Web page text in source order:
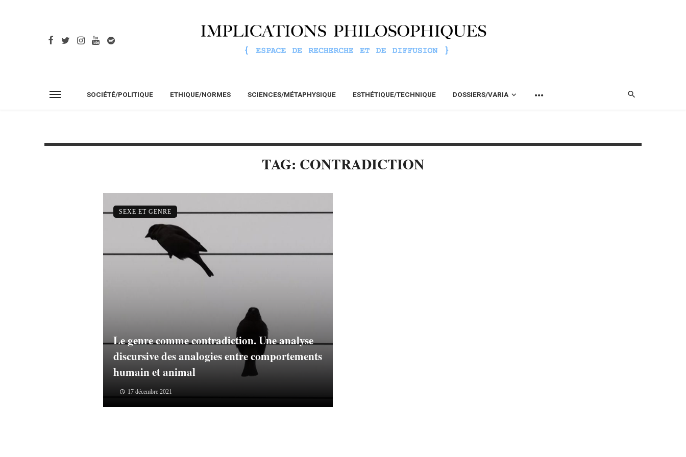
SOCIÉTÉ/POLITIQUE ETHIQUE/NORMES SCIENCES/MÉTAPHYSIQUE ESTHÉTIQUE/TECHNIQUE DOSSIERS/VARIA
TAG: CONTRADICTION
Le genre comme contradiction. Une analyse
discursive des analogies entre comportements
humain et animal
17 décembre 2021
SEXE ET GENRE